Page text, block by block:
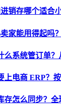
销存哪个适合
家能用得起吗
么系统管订单
上电商 ERP？
存怎么同步？